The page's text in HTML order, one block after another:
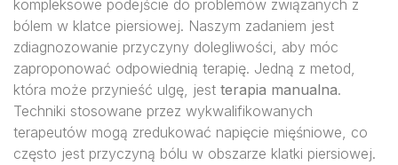
kompleksowe podejście do problemów związanych z
bólem w klatce piersiowej. Naszym zadaniem jest
zdiagnozowanie przyczyny dolegliwości, aby móc
zaproponować odpowiednią terapię. Jedną z metod,
która może przynieść ulgę, jest terapia manualna.
Techniki stosowane przez wykwalifikowanych
terapeutów mogą zredukować napięcie mięśniowe, co
często jest przyczyną bólu w obszarze klatki piersiowej.